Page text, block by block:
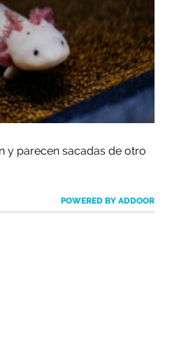
y parecen sacadas de otro
POWERED BY ADDOOR